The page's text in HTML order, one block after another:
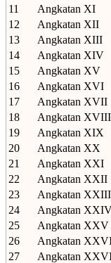
11
Angkatan XI
12
Angkatan XII
13
Angkatan XIII
14
Angkatan XIV
15
Angkatan XV
16
Angkatan XVI
17
Angkatan XVII
18
Angkatan XVIII
19
Angkatan XIX
20
Angkatan XX
21
Angkatan XXI
22
Angkatan XXII
23
Angkatan XXIII
24
Angkatan
25
Angkatan XXV
26
Angkatan
27
Angkatan